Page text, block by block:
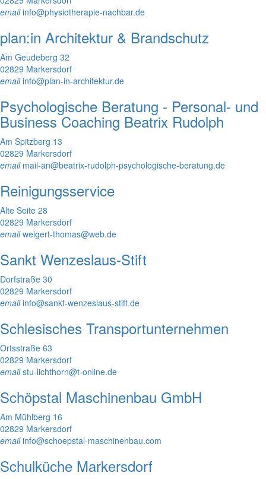
emailinfo@physiotherapie-nachbar.de
plan:in Architektur & Brandschutz
Am Geudeberg 32
02829 Markersdorf
emailinfo@plan-in-architektur.de
Psychologische Beratung - Personal- und
Business Coaching Beatrix Rudolph
Am Spitzberg 13
02829 Markersdorf
emailmail-an@beatrix-rudolph-psychologische-beratung.de
Reinigungsservice
Alte Seite 28
02829 Markersdorf
emailweigert-thomas@web.de
Sankt Wenzeslaus-Stift
Dorfstraße 30
02829 Markersdorf
emailinfo@sankt-wenzeslaus-stift.de
Schlesisches Transportunternehmen
Ortsstraße 63
02829 Markersdorf
emailstu-lichthorn@t-online.de
Schöpstal Maschinenbau GmbH
Am Mühlberg 16
02829 Markersdorf
emailinfo@schoepstal-maschinenbau.com
Schulküche Markersdorf